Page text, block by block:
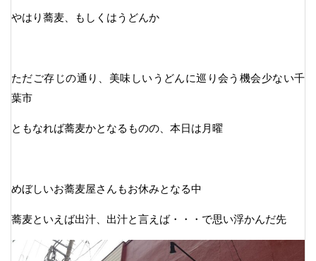
やはり蕎麦、もしくはうどんか
ただご存じの通り、美味しいうどんに巡り会う機会少ない千
葉市
ともなれば蕎麦かとなるものの、本日は月曜
めぼしいお蕎麦屋さんもお休みとなる中
蕎麦といえば出汁、出汁と言えば・・・で思い浮かんだ先